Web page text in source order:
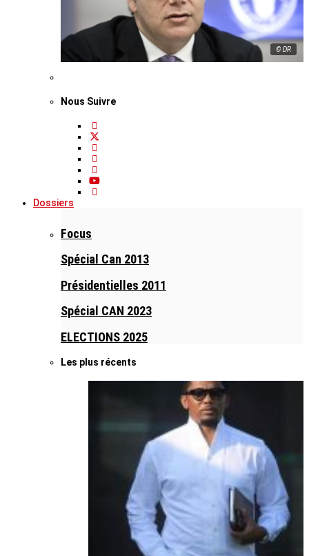
© DR
Nous Suivre
Dossiers
Focus
Spécial Can 2013
Présidentielles 2011
Spécial CAN 2023
ELECTIONS 2025
Les plus récents